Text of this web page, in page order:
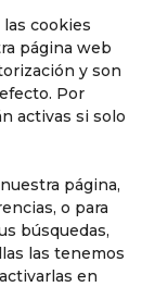
cookies
página web
y son
Por
activas si solo
página,
o para
búsquedas,
las tenemos
en